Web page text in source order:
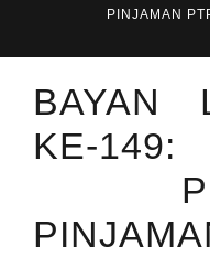
PINJAMAN
BAYAN
KE-